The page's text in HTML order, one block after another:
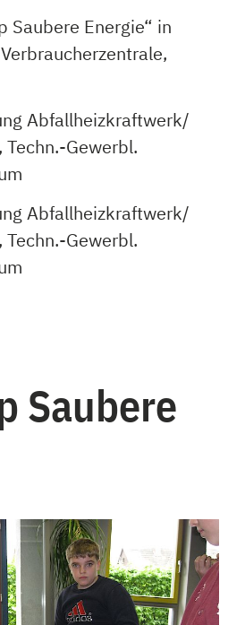
Energie“ in
Abfallheizkraftwerk/
Techn.-Gewerbl.
Abfallheizkraftwerk/
Techn.-Gewerbl.
Saubere